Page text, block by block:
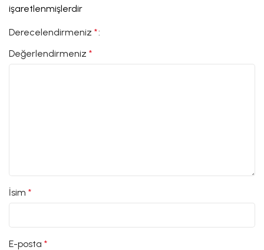
işaretlenmişlerdir
Derecelendirmeniz*
Değerlendirmeniz*
İsim*
E-posta*